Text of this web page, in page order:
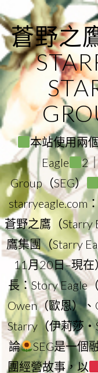
to
content
蒼野之
本站使用兩
Eagle
2
Group（SEG）
starryeagle.com
蒼野之鷹（Starry
鷹集團（Starry
11月20日–現在
長：Story Eagle
Owen（歐恩）
Starry（伊莉莎・
論
SEG是一個
團經營故事，以